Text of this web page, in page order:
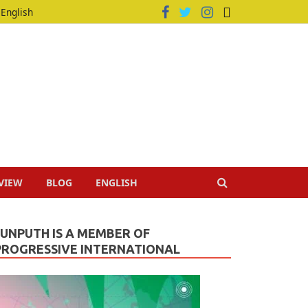
English
BLOG ENGLISH
IS A MEMBER OF
INTERNATIONAL